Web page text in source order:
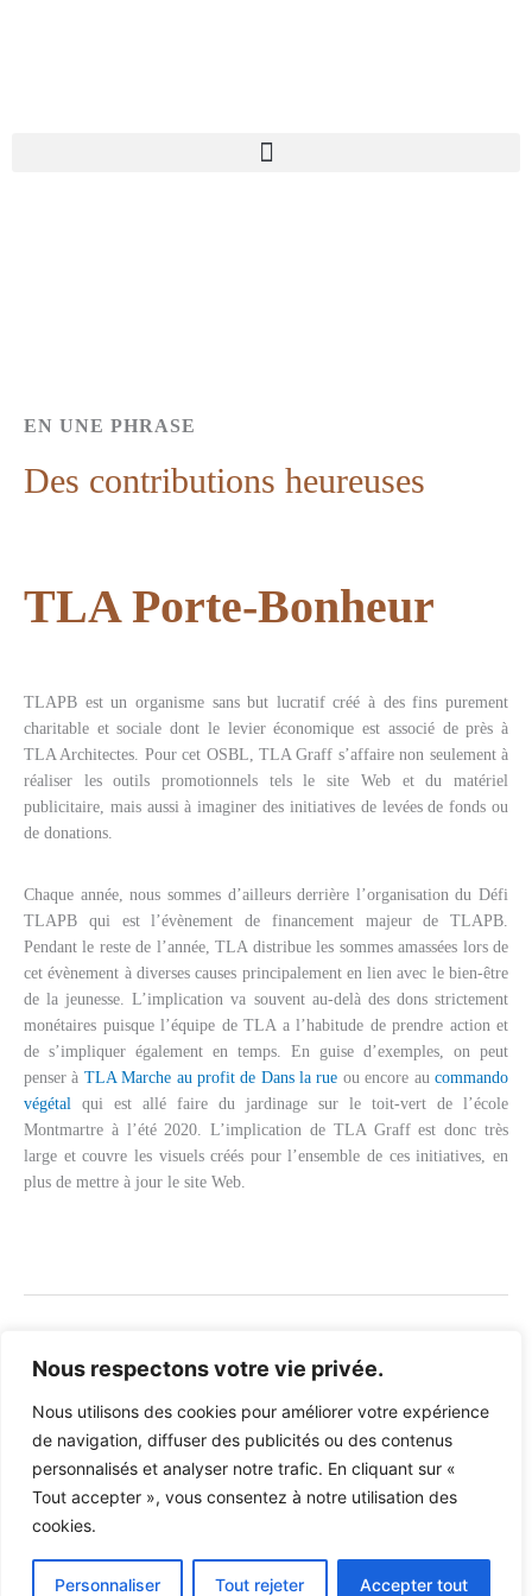
Nous respectons votre vie privée.
Nous utilisons des cookies pour améliorer votre expérience
de navigation, diffuser des publicités ou des contenus
personnalisés et analyser notre trafic. En cliquant sur «
Tout accepter », vous consentez à notre utilisation des
cookies.
Personnaliser Tout rejeter Accepter tout
EN UNE PHRASE
Des contributions heureuses
TLA Porte-Bonheur
TLAPB est un organisme sans but lucratif créé à des fins purement
charitable et sociale dont le levier économique est associé de près à
TLA Architectes. Pour cet OSBL, TLA Graff s’affaire non seulement à
réaliser les outils promotionnels tels le site Web et du matériel
publicitaire, mais aussi à imaginer des initiatives de levées de fonds ou
de donations.
Chaque année, nous sommes d’ailleurs derrière l’organisation du Défi
TLAPB qui est l’évènement de financement majeur de TLAPB.
Pendant le reste de l’année, TLA distribue les sommes amassées lors de
cet évènement à diverses causes principalement en lien avec le bien-être
de la jeunesse. L’implication va souvent au-delà des dons strictement
monétaires puisque l’équipe de TLA a l’habitude de prendre action et
de s’impliquer également en temps. En guise d’exemples, on peut
penser à TLA Marche au profit de Dans la rue ou encore aucommando
végétal qui est allé faire du jardinage sur le toit-vert de l’école
Montmartre à l’été 2020. L’implication de TLA Graff est donc très
large et couvre les visuels créés pour l’ensemble de ces initiatives, en
plus de mettre à jour le site Web.
VOUS VOULEZ FAIRE UN GRAND COUP?
PARLEZ-NOUS DE VOTRE PROJET.
e
h
a
c